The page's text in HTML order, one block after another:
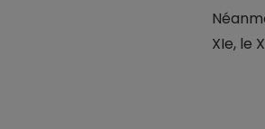
XIe, le